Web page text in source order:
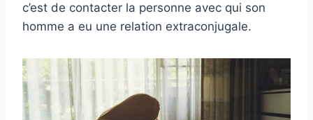
c’est de contacter la personne avec qui son
homme a eu une relation extraconjugale.